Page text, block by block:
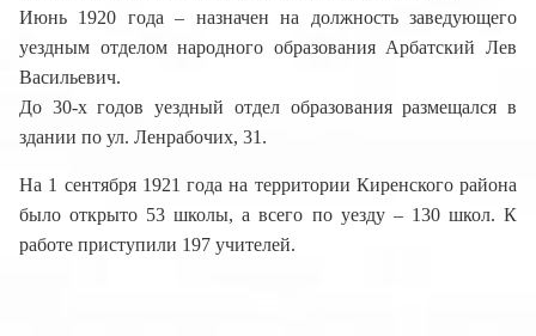
Июнь 1920 года – назначен на должность заведующего
уездным отделом народного образования Арбатский Лев
Васильевич.
До 30-х годов уездный отдел образования размещался в
здании по ул. Ленрабочих, 31.
На 1 сентября 1921 года на территории Киренского района
было открыто 53 школы, а всего по уезду – 130 школ. К
работе приступили 197 учителей.